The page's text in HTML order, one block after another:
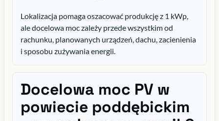
Lokalizacja pomaga oszacować produkcję z 1 kWp,
ale docelowa moc zależy przede wszystkim od
rachunku, planowanych urządzeń, dachu, zacienienia
i sposobu zużywania energii.
Docelowa moc PV w
powiecie poddębickim